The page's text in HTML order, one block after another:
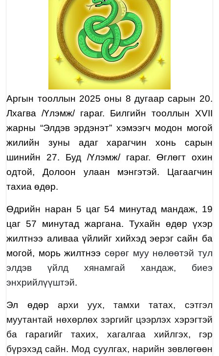
Аргын тооллын 2025 оны 8 дугаар сарын 20.
Лхагва /Үлэмж/ гараг. Билгийн тооллын XVII
жарны “Элдэв эрдэнэт” хэмээгч модон могой
жилийн зуны адаг харагчин хонь сарын
шинийн 27. Буд /Үлэмж/ гараг. Өглөгт охин
одтой, Долоон улаан мэнгэтэй. Цагаагчин
тахиа өдөр.
Өдрийн наран 5 цаг 54 минутад мандаж, 19
цаг 57 минутад жаргана. Тухайн өдөр үхэр
жилтнээ аливаа үйлийг хийхэд эерэг сайн ба
могой, морь жилтнээ сөрөг муу нөлөөтэй тул
элдэв үйлд хянамгай хандаж, биеэ
энхрийлүүштэй.
Эл өдөр архи уух, тамхи татах, сэтгэл
муутантай нөхөрлөх зэргийг цээрлэх хэрэгтэй
ба гарагийг тахих, хагалгаа хийлгэх, гэр
бүрэхэд сайн. Мод суулгах, нарийн зөвлөгөөн